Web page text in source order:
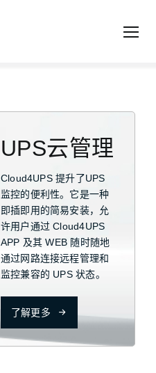
UPS云管理
Cloud4UPS 提升了UPS
监控的便利性。它是一种
即插即用的简易安装，允
许用户通过 Cloud4UPS
APP 及其 WEB 随时随地
通过网路连接远程管理和
监控兼容的 UPS 状态。
了解更多